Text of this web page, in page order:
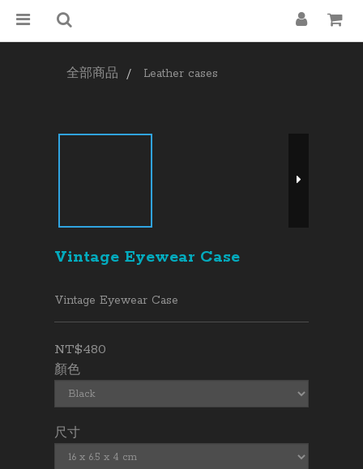
全部商品 Leather cases
Vintage Eyewear Case
Vintage Eyewear Case
NT$480
顏色
尺寸